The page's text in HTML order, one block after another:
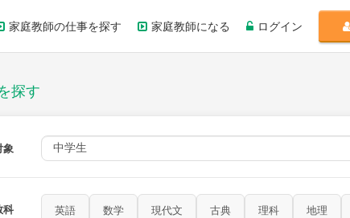
家庭教師の仕事を探す 家庭教師になる ログイン
探す
象
科 英語 数学 現代文 古典 理科 地理